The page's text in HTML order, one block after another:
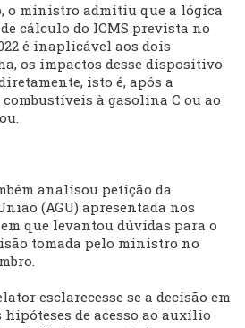
o ministro admitiu que a lógica
cálculo do ICMS prevista no
é inaplicável aos dois
os impactos desse dispositivo
isto é, após a
à gasolina C ou ao
analisou petição da
(AGU) apresentada nos
que levantou dúvidas para o
tomada pelo ministro no
esclarecesse se a decisão em
de acesso ao auxílio